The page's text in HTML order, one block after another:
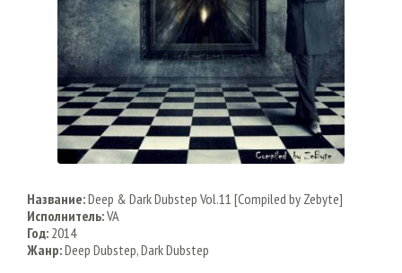
Название:Deep & Dark Dubstep Vol.11 [Compiled by Zebyte]
Исполнитель:VA
Год: 2014
Жанр:Deep Dubstep, Dark Dubstep